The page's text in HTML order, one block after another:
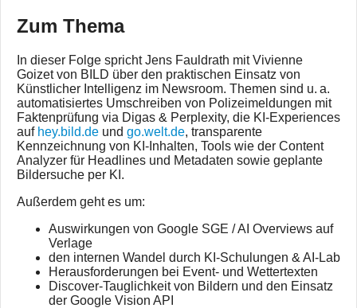
Zum Thema
In dieser Folge spricht Jens Fauldrath mit Vivienne
Goizet von BILD über den praktischen Einsatz von
Künstlicher Intelligenz im Newsroom. Themen sind u. a.
automatisiertes Umschreiben von Polizeimeldungen mit
Faktenprüfung via Digas & Perplexity, die KI-Experiences
auf hey.bild.de und go.welt.de, transparente
Kennzeichnung von KI-Inhalten, Tools wie der Content
Analyzer für Headlines und Metadaten sowie geplante
Bildersuche per KI.
Außerdem geht es um:
Auswirkungen von Google SGE / AI Overviews auf
Verlage
den internen Wandel durch KI-Schulungen & AI-Lab
Herausforderungen bei Event- und Wettertexten
Discover-Tauglichkeit von Bildern und den Einsatz
der Google Vision API